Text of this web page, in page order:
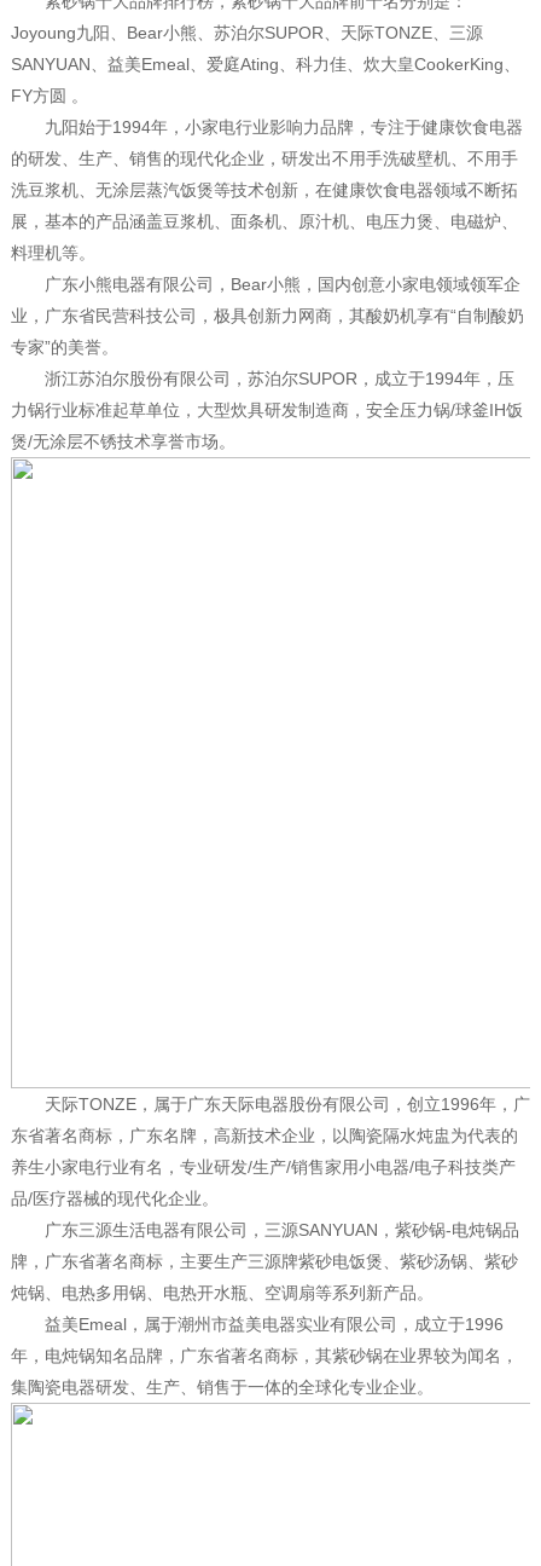
Joyoung九阳、Bear小熊、苏泊尔SUPOR、天际TONZE、三源
SANYUAN、益美Emeal、爱庭Ating、科力佳、炊大皇CookerKing、
FY方圆 。
九阳始于1994年，小家电行业影响力品牌，专注于健康饮食电器
的研发、生产、销售的现代化企业，研发出不用手洗破壁机、不用手
洗豆浆机、无涂层蒸汽饭煲等技术创新，在健康饮食电器领域不断拓
展，基本的产品涵盖豆浆机、面条机、原汁机、电压力煲、电磁炉、
料理机等。
广东小熊电器有限公司，Bear小熊，国内创意小家电领域领军企
业，广东省民营科技公司，极具创新力网商，其酸奶机享有“自制酸奶
专家”的美誉。
浙江苏泊尔股份有限公司，苏泊尔SUPOR，成立于1994年，压
力锅行业标准起草单位，大型炊具研发制造商，安全压力锅/球釜IH饭
煲/无涂层不锈技术享誉市场。
天际TONZE，属于广东天际电器股份有限公司，创立1996年，广
东省著名商标，广东名牌，高新技术企业，以陶瓷隔水炖盅为代表的
养生小家电行业有名，专业研发/生产/销售家用小电器/电子科技类产
品/医疗器械的现代化企业。
广东三源生活电器有限公司，三源SANYUAN，紫砂锅-电炖锅品
牌，广东省著名商标，主要生产三源牌紫砂电饭煲、紫砂汤锅、紫砂
炖锅、电热多用锅、电热开水瓶、空调扇等系列新产品。
益美Emeal，属于潮州市益美电器实业有限公司，成立于1996
年，电炖锅知名品牌，广东省著名商标，其紫砂锅在业界较为闻名，
集陶瓷电器研发、生产、销售于一体的全球化专业企业。